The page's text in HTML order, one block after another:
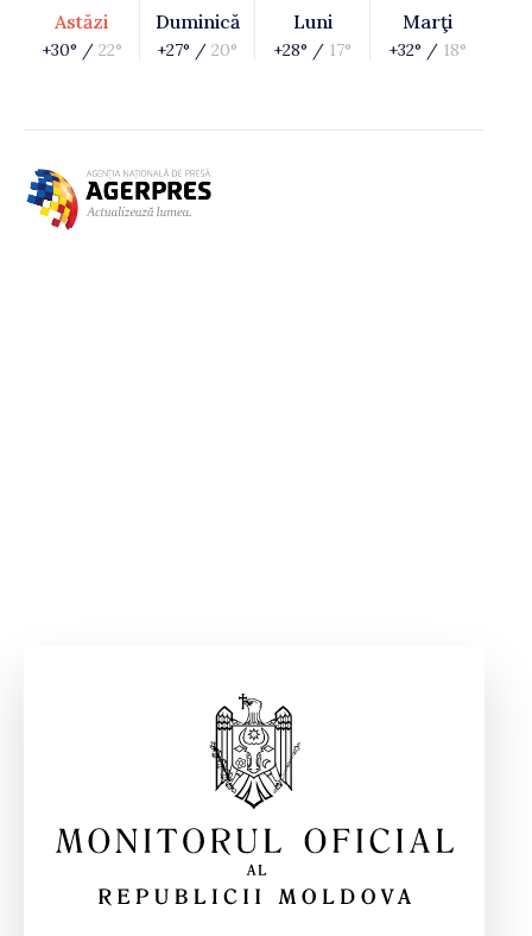
Astăzi
+30° / 22°
Duminică
+27° / 20°
Luni
+28° / 17°
Marţi
+32° / 18°